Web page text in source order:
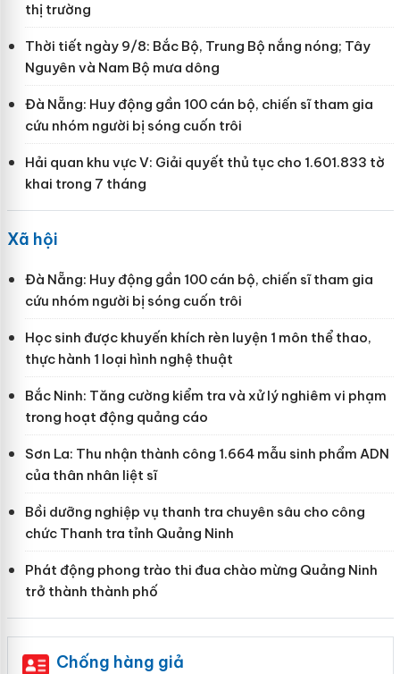
thị trường
Thời tiết ngày 9/8: Bắc Bộ, Trung Bộ nắng nóng; Tây
Nguyên và Nam Bộ mưa dông
Đà Nẵng: Huy động gần 100 cán bộ, chiến sĩ tham gia
cứu nhóm người bị sóng cuốn trôi
Hải quan khu vực V: Giải quyết thủ tục cho 1.601.833 tờ
khai trong 7 tháng
Xã hội
Đà Nẵng: Huy động gần 100 cán bộ, chiến sĩ tham gia
cứu nhóm người bị sóng cuốn trôi
Học sinh được khuyến khích rèn luyện 1 môn thể thao,
thực hành 1 loại hình nghệ thuật
Bắc Ninh: Tăng cường kiểm tra và xử lý nghiêm vi phạm
trong hoạt động quảng cáo
Sơn La: Thu nhận thành công 1.664 mẫu sinh phẩm ADN
của thân nhân liệt sĩ
Bồi dưỡng nghiệp vụ thanh tra chuyên sâu cho công
chức Thanh tra tỉnh Quảng Ninh
Phát động phong trào thi đua chào mừng Quảng Ninh
trở thành thành phố
Chống hàng giả